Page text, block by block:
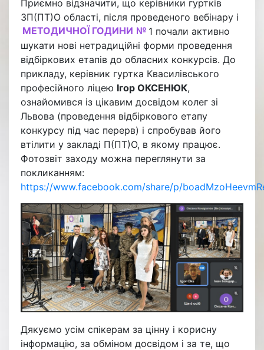
Приємно відзначити, що керівники гуртків
ЗП(ПТ)О області, після проведеного вебінару і
МЕТОДИЧНОЇ ГОДИНИ № 1 почали активно
шукати нові нетрадиційні форми проведення
відбіркових етапів до обласних конкурсів. До
прикладу, керівник гуртка Квасилівського
професійного ліцею Ігор ОКСЕНЮК,
ознайомився із цікавим досвідом колег зі
Львова (проведення відбіркового етапу
конкурсу під час перерв) і спробував його
втілити у закладі П(ПТ)О, в якому працює.
Фотозвіт заходу можна переглянути за
покликанням:
https://www.facebook.com/share/p/
Дякуємо усім спікерам за цінну і корисну
інформацію, за обміном досвідом і за те, що